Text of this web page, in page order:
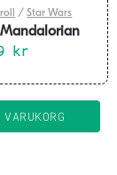
/Star Wars
kr